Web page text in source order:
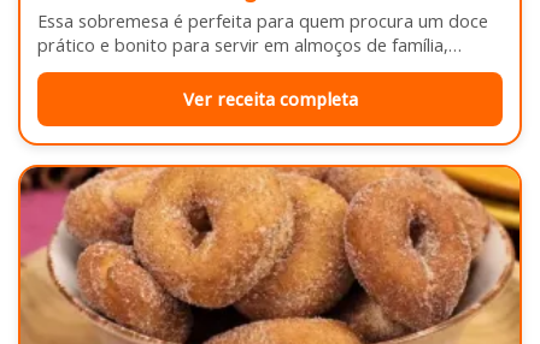
Essa sobremesa é perfeita para quem procura um doce
prático e bonito para servir em almoços de família,
aniversários ou…
Ver receita completa